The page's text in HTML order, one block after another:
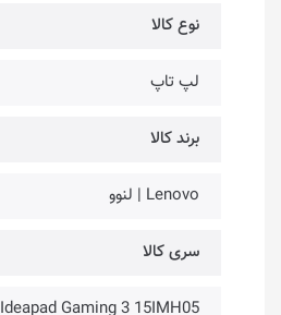
نوع کالا
لپ تاپ
برند کالا
Lenovo | لنوو
سری کالا
Ideapad Gaming 3 15IMH05